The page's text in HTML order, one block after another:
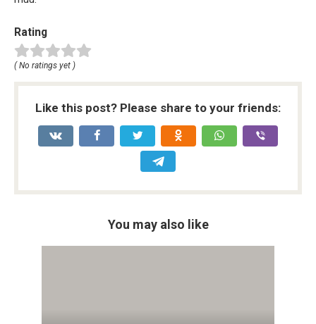
Rating
( No ratings yet )
Like this post? Please share to your friends:
You may also like